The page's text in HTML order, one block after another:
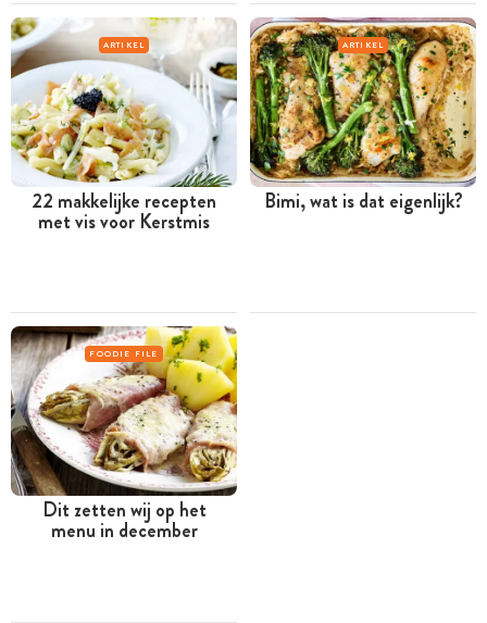
ARTIKEL
22 makkelijke recepten
met vis voor Kerstmis
ARTIKEL
Bimi, wat is dat eigenlijk?
FOODIE FILE
Dit zetten wij op het
menu in december